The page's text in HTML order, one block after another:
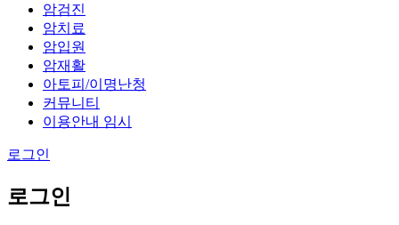
암검진
암치료
암입원
암재활
아토피/이명난청
커뮤니티
이용안내 임시
로그인
로그인